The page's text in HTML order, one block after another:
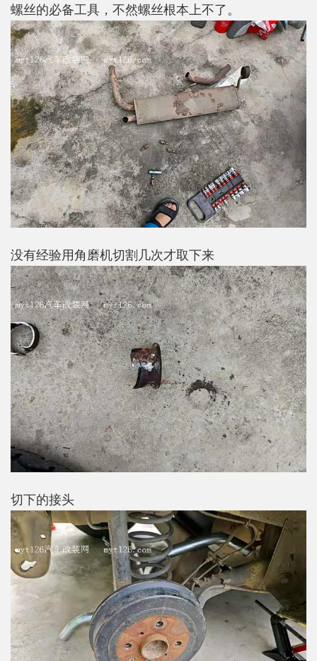
螺丝的必备工具，不然螺丝根本上不了。
没有经验用角磨机切割几次才取下来
切下的接头